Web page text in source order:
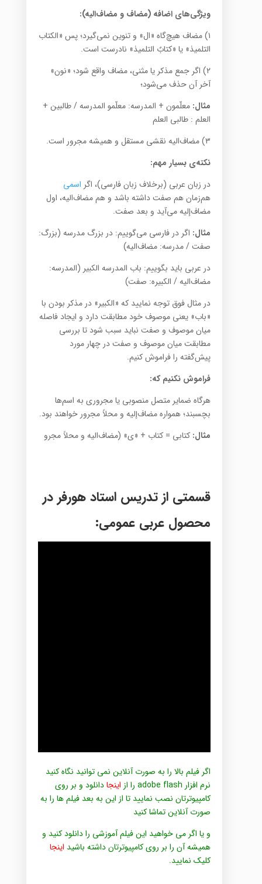
ویژگی‌های اضافه (مضاف و مضاف‌الیه):
۱) مضاف هیچ‌گاه «ال» و تنوین نمی‌گیرد؛ پس «الکتاب
التلمیذ» یا «کتابٌ التلمیذ» نادرست است.
۲) اگر جمع مذکر یا مثنی، مضاف واقع شود؛ «نون»
آخر آن حذف می‌شود؛
مثال: معلّمون + المدرسه: معلّمو المدرسه / طالبین +
العلم : طالبی العلم
۳) مضاف‌الیه نقشی مستقل و همیشه مجرور است.
نکته‌ی بسیار مهم:
در زبان عربی (برخلاف زبان فارسی)، اگر اسمی
هم‌زمان هم صفت داشته باشد و هم مضاف‌الیه، اول
مضاف‌إلیه می‌آید و بعد صفت.
مثال: اگر در فارسی می‌گوییم: در بزرگ مدرسه (بزرگ:
صفت / مدرسه: مضاف‌الیه)
در عربی باید بگوییم: باب المدرسه الکبیر (المدرسه:
مضاف‌الیه / الکبیره: صفت)
در مثال فوق توجه نمایید که «الکبیر» در مذکر بودن با
«باب» یعنی موصوف خود مطابقت دارد و ایجاد فاصله
میان موصوف و صفت نباید سبب شود تا بررسی
مطابقت میان موصوف و صفت در چهار مورد
پیش‌گفته را فراموش کنیم.
فراموش نکنیم که:
هرگاه ضمایر متصل منصوبی یا مجروری به اسم‌ها
بچسبند؛ همواره مضاف‌إلیه و محلاً مجرور خواهند بود.
مثال: کتابی = کتاب + «ی» (مضاف‌الیه و محلاً مجرو
قسمتی از تدریس استاد هورفر در
محصول عربی عمومی:
اگر فیلم بالا را به صورت آنلاین نمی توانید نگاه کنید
نرم افزار adobe flash را از
اینجادانلود و بر روی
کامپیوترتان نصب نمایید تا از این به بعد فیلم ها را به
صورت آنلاین تماشا کنید
و یا اگر می خواهید این فیلم آموزشی را دانلود کنید و
همیشه آن را بر روی کامپیوترتان داشته باشید اینجا
کلیک نمایید.